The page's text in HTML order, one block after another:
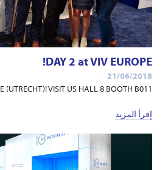
DAY 2 at VIV EUROPE!
21/06/2018
(UTRECHT)! VISIT US HALL 8 BOOTH B011!
إقرأ المزيد